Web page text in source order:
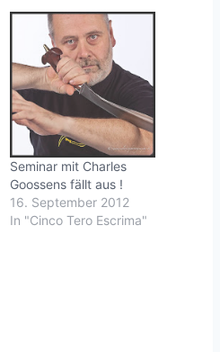
Seminar mit Charles
Goossens fällt aus !
16. September 2012
In "Cinco Tero Escrima"